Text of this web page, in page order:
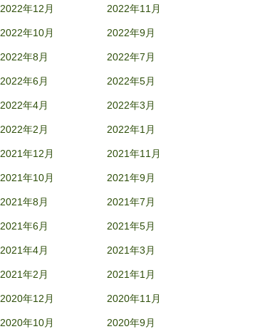
2022年12月 2022年11月
2022年10月 2022年9月
2022年8月 2022年7月
2022年6月 2022年5月
2022年4月 2022年3月
2022年2月 2022年1月
2021年12月 2021年11月
2021年10月 2021年9月
2021年8月 2021年7月
2021年6月 2021年5月
2021年4月 2021年3月
2021年2月 2021年1月
2020年12月 2020年11月
2020年10月 2020年9月